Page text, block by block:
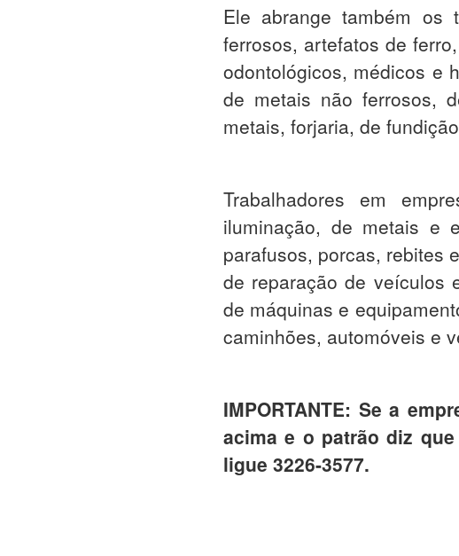
Ele abrange também os
ferrosos, artefatos de
odontológicos, médicos e
de metais não ferrosos,
metais, forjaria, de
Trabalhadores em
iluminação, de metais e
parafusos, porcas, rebites
de reparação de veículos
de máquinas e
caminhões, automóveis e
IMPORTANTE: Se a
acima e o patrão diz
ligue 3226-3577.